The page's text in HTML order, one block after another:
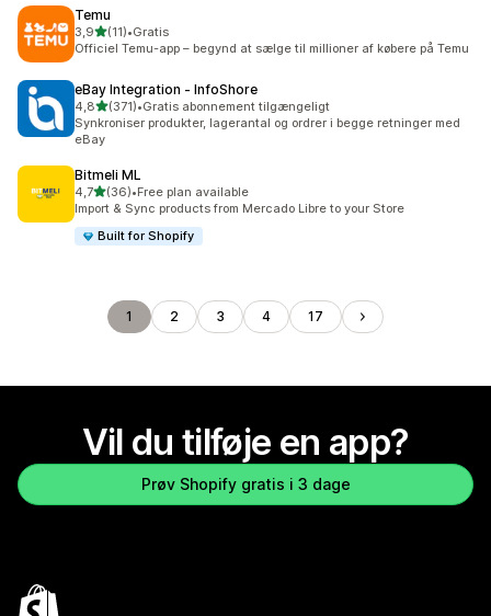
Temu
3,9ud af 5 stjerner
(11)
11 anmeldelser i alt
•Gratis
Officiel Temu-app – begynd at sælge til millioner af købere på Temu
eBay Integration ‑ InfoShore
4,8ud af 5 stjerner
(371)
371 anmeldelser i alt
•Gratis abonnement tilgængeligt
Synkroniser produkter, lagerantal og ordrer i begge retninger med
eBay
Bitmeli ML
4,7ud af 5 stjerner
(36)
36 anmeldelser i alt
•Free plan available
Import & Sync products from Mercado Libre to your Store
Built for Shopify
1 2 3 4 17
Vil du tilføje en app?
Prøv Shopify gratis i 3 dage